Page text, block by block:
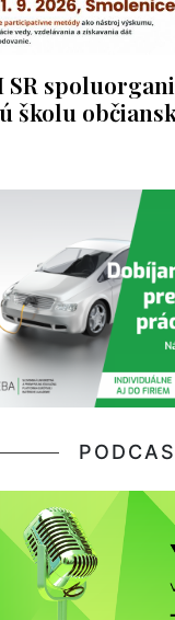
SR
školu